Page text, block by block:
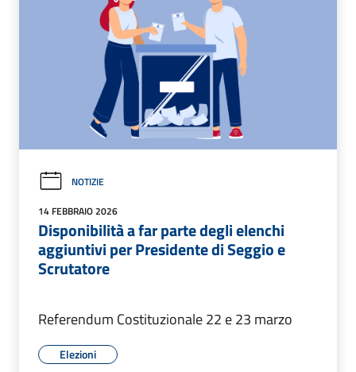
NOTIZIE
14 FEBBRAIO 2026
Disponibilità a far parte degli elenchi
aggiuntivi per Presidente di Seggio e
Scrutatore
Referendum Costituzionale 22 e 23 marzo
Elezioni